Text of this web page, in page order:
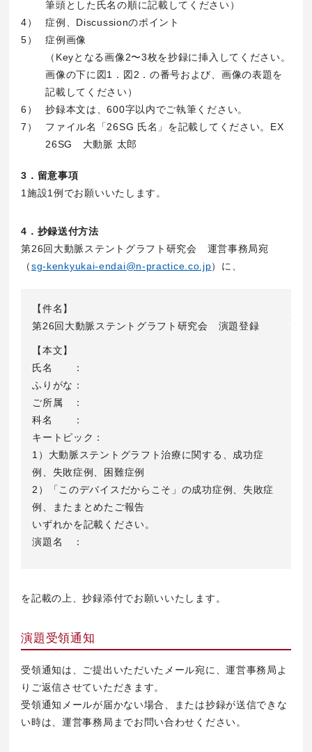
筆頭とした氏名の順に記載してください）
4）
症例、Discussionのポイント
5）
症例画像
（Keyとなる画像2〜3枚を抄録に挿入してください。
画像の下に図1．図2．の番号および、画像の表題を
記載してください）
6）
抄録本文は、600字以内でご執筆ください。
7）
ファイル名「26SG 氏名」を記載してください。EX
26SG 大動脈 太郎
3．留意事項
1施設1例でお願いいたします。
4．抄録送付方法
第26回大動脈ステントグラフト研究会 運営事務局宛
（sg-kenkyukai-endai@n-practice.co.jp）に、
【件名】
第26回大動脈ステントグラフト研究会 演題登録
【本文】
氏名 ：
ふりがな：
ご所属 ：
科名 ：
キートピック：
1）大動脈ステントグラフト治療に関する、成功症
例、失敗症例、困難症例
2）「このデバイスだからこそ」の成功症例、失敗症
例、またまとめたご報告
いずれかを記載ください。
演題名 ：
を記載の上、抄録添付でお願いいたします。
演題受領通知
受領通知は、ご提出いただいたメール宛に、運営事務局よ
りご返信させていただきます。
受領通知メールが届かない場合、または抄録が送信できな
い時は、運営事務局までお問い合わせください。